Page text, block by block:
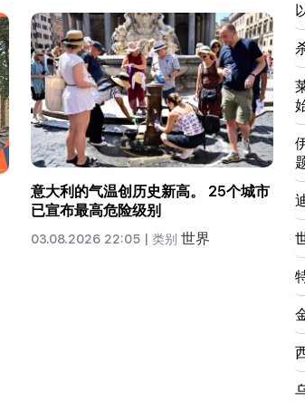
意大利的气温创历史新高。 25个城市
已宣布最高危险级别
03.08.2026 22:05 | 类别世界